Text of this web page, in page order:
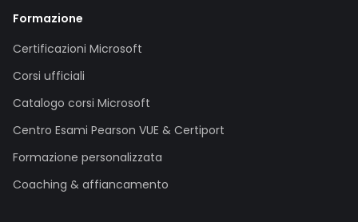
Formazione
Certificazioni Microsoft
Corsi ufficiali
Catalogo corsi Microsoft
Centro Esami Pearson VUE & Certiport
Formazione personalizzata
Coaching & affiancamento